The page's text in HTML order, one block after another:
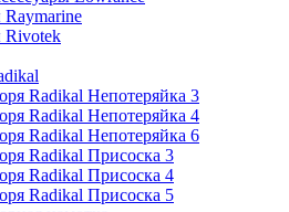
Rivotek
Radikal Непотеряйка 3
Radikal Непотеряйка 4
Radikal Непотеряйка 6
Radikal Присоска 3
Radikal Присоска 4
Radikal Присоска 5